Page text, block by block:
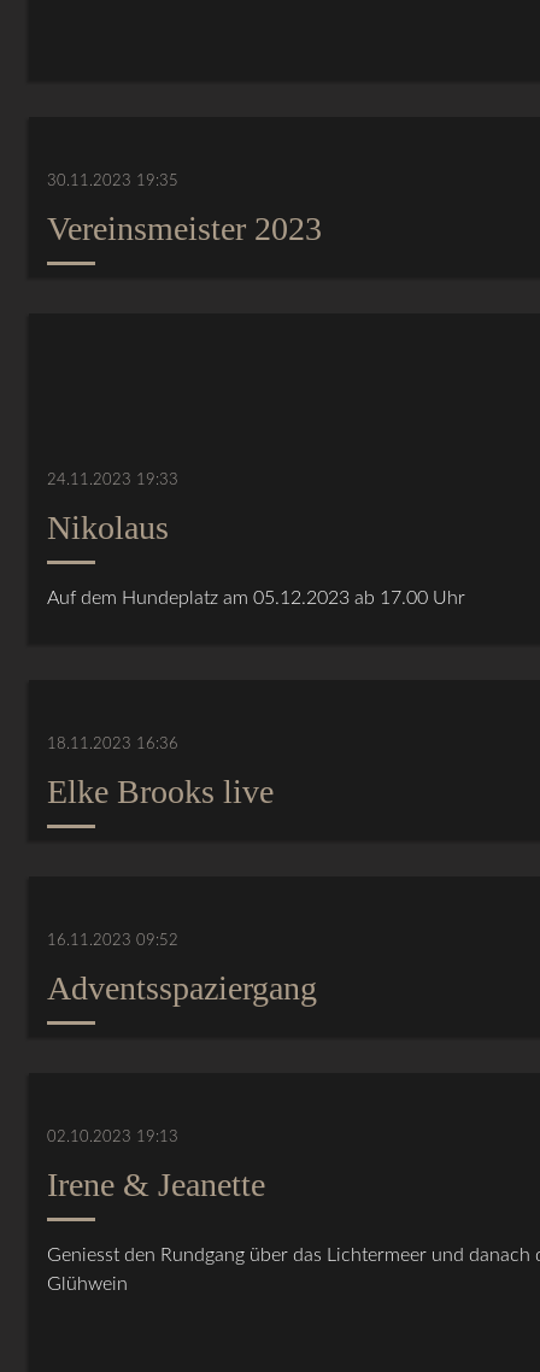
30.11.2023 19:35
Vereinsmeister 2023
24.11.2023 19:33
Nikolaus
Auf dem Hundeplatz am 05.12.2023 ab 17.00 Uhr
18.11.2023 16:36
Elke Brooks live
16.11.2023 09:52
Adventsspaziergang
02.10.2023 19:13
Irene & Jeanette
Geniesst den Rundgang über das Lichtermeer und
Glühwein